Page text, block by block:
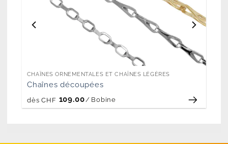
CHAÎNES ORNEMENTALES ET CHAÎNES LÉGÈRES
Chaînes découpées
dès CHF 109.00/ Bobine